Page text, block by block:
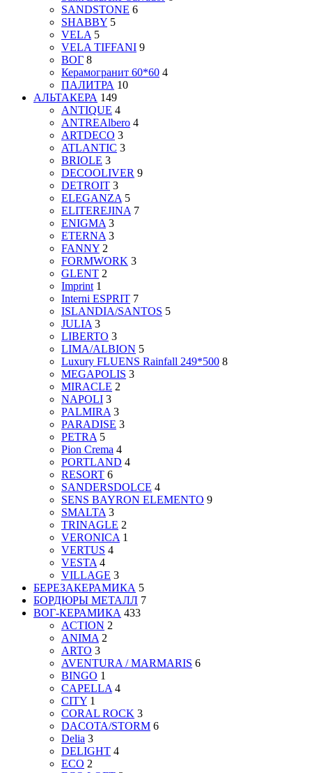
SANDSTONE 6
SHABBY 5
VELA 5
VELA TIFFANI 9
ВОГ 8
Керамогранит 60*60 4
ПАЛИТРА 10
АЛЬТАКЕРА 149
ANTIQUE 4
ANTREAlbero 4
ARTDECO 3
ATLANTIC 3
BRIOLE 3
DECOOLIVER 9
DETROIT 3
ELEGANZA 5
ELITEREJINA 7
ENIGMA 3
ETERNA 3
FANNY 2
FORMWORK 3
GLENT 2
Imprint 1
Interni ESPRIT 7
ISLANDIA/SANTOS 5
JULIA 3
LIBERTO 3
LIMA/ALBION 5
Luxury FLUENS Rainfall 249*500 8
MEGAPOLIS 3
MIRACLE 2
NAPOLI 3
PALMIRA 3
PARADISE 3
PETRA 5
Pion Crema 4
PORTLAND 4
RESORT 6
SANDERSDOLCE 4
SENS BAYRON ELEMENTO 9
SMALTA 3
TRINAGLE 2
VERONICA 1
VERTUS 4
VESTA 4
VILLAGE 3
БЕРЕЗАКЕРАМИКА 5
БОРДЮРЫ МЕТАЛЛ 7
ВОГ-КЕРАМИКА 433
ACTION 2
ANIMA 2
ARTO 3
AVENTURA / MARMARIS 6
BINGO 1
CAPELLA 4
CITY 1
CORAL ROCK 3
DACOTA/STORM 6
Delia 3
DELIGHT 4
ECO 2